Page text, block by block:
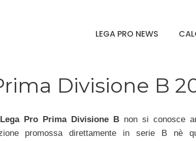
LEGA PRO NEWS
Divisione B
Lega Pro Prima Divisione B non si conosce
promossa direttamente in serie B nè